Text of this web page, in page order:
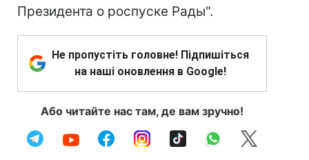
Президента о роспуске Рады".
Не пропустіть головне! Підпишіться
на наші оновлення в Google!
Або читайте нас там, де вам зручно!